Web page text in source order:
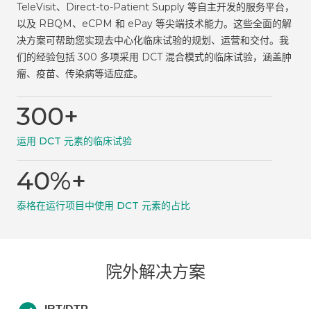
TeleVisit、Direct-to-Patient Supply 等自主开发的服务平台，
以及 RBQM、eCPM 和 ePay 等尖端技术能力。这些全面的解
决方案可帮助您实现去中心化临床试验的规划、运营和交付。我
们的经验包括 300 多项采用 DCT 混合模式的临床试验，涵盖肿
瘤、疫苗、传染病等适应症。
300+
运用 DCT 元素的临床试验
40%+
泰格在运行项目中使用 DCT 元素的占比
院外解决方案